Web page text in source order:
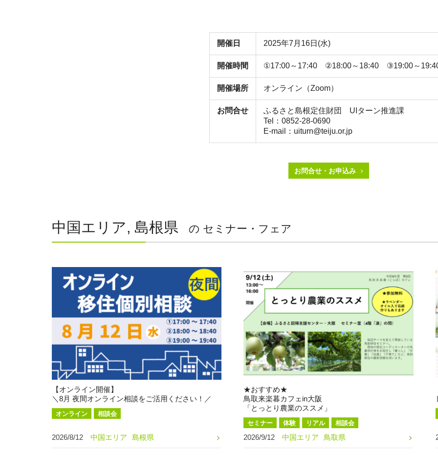
開催日 2025年7月16日(水)
開催時間 ①17:00～17:40 ②18:00～18:40 ③19:00～
開催場所 オンライン（Zoom）
お問合せ
ふるさと島根定住財団 UIターン推進課
Tel：0852-28-0690
E-mail：uiturn@teiju.or.jp
お問合せ・お申込み
中国エリア, 島根県 の セミナー・フェア
【オンライン開催】
＼8月 夜間オンライン相談をご活用ください！／
オンライン 相談会
2026/8/12 中国エリア 島根県
★おすすめ★
鳥取来楽暮カフェin大阪
「とっとり農業のススメ」
セミナー 体験 リアル 相談会
2026/9/12 中国エリア 鳥取県